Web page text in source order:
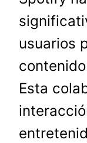
usuarios
Esta